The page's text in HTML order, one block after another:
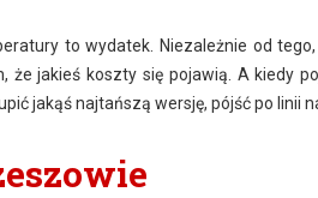
to wydatek. Niezależnie od
jakieś koszty się pojawią. A kiedy
jakąś najtańszą wersję, pójść po linii